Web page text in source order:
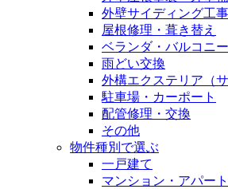
外壁サイディング工事
屋根修理・葺き替え
ベランダ・バルコニ
雨どい交換
外構エクステリア（
駐車場・カーポート
配管修理・交換
その他
物件種別で選ぶ
一戸建て
マンション・アパー